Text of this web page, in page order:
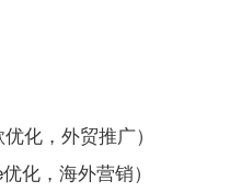
化，外贸推广）
化，海外营销）